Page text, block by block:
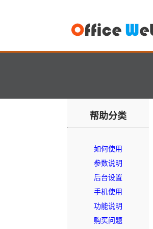
帮助分类
如何使用
参数说明
后台设置
手机使用
功能说明
购买问题